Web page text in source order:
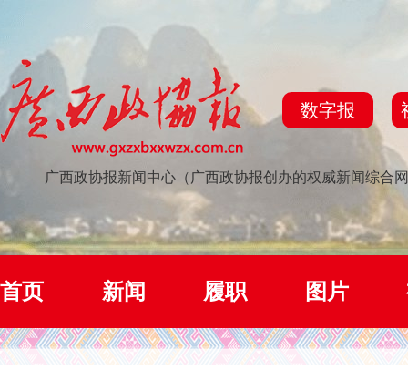
数字报
广西政协报新闻中心（广西政协报创办的权威新闻综合
首页 新闻 履职 图片